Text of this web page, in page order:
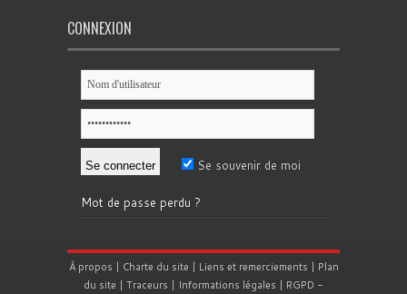
CONNEXION
Se souvenir de moi
Mot de passe perdu ?
À propos | Charte du site | Liens et remerciements | Plan
du site | Traceurs | Informations légales | RGPD -